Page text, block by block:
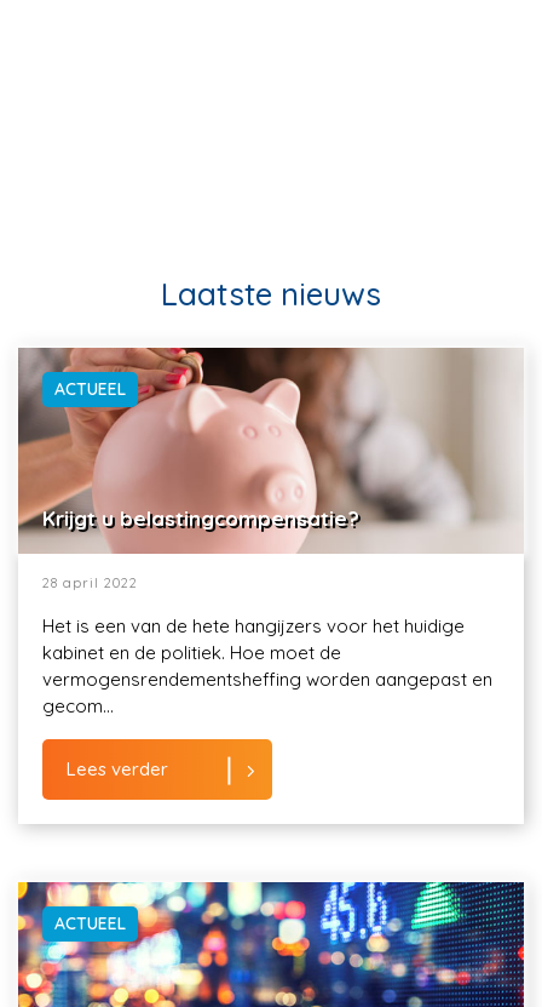
Laatste nieuws
ACTUEEL
Krijgt u belastingcompensatie?
28 april 2022
Het is een van de hete hangijzers voor het huidige
kabinet en de politiek. Hoe moet de
vermogensrendementsheffing worden aangepast en
gecom...
Lees verder
ACTUEEL